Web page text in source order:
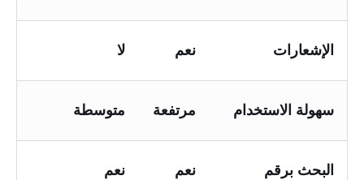
الإشعارات نعم لا
سهولة الاستخدام مرتفعة متوسطة
البحث برقم نعم نعم